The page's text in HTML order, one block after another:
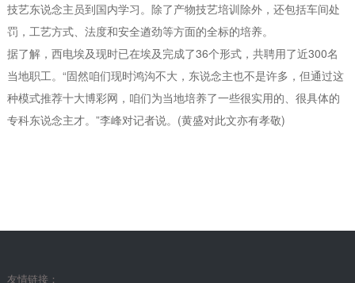
技艺东说念主员到国内学习。除了产物技艺培训除外，还包括车间处
罚，工艺方式、法度和安全遒劲等方面的全标的培养。
据了解，西电埃及现时已在埃及完成了36个形式，共聘用了近300名
当地职工。“固然咱们现时鸿沟不大，东说念主也不是许多，但通过这
种模式推荐十大博彩网，咱们为当地培养了一些很实用的、很具体的
专科东说念主才。”李峰对记者说。(黄盛对此文亦有孝敬)
友情链接：